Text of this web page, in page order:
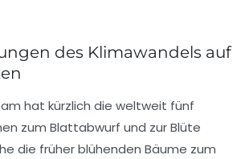
des Klimawandels auf
hat kürzlich die weltweit fünf
zum Blattabwurf und zurBlüte
die früher blühenden Bäume zum